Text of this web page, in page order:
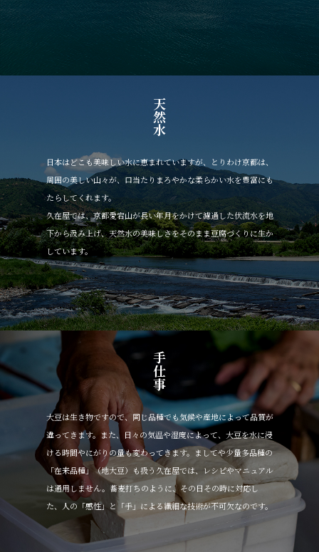
天然水
日本はどこも美味しい水に恵まれていますが、とりわけ京都は、
周囲の美しい山々が、口当たりまろやかな柔らかい水を豊富にも
たらしてくれます。
久在屋では、京都愛宕山が長い年月をかけて濾過した伏流水を地
下から汲み上げ、天然水の美味しさをそのまま豆腐づくりに生か
しています。
手仕事
大豆は生き物ですので、同じ品種でも気候や産地によって品質が
違ってきます。また、日々の気温や湿度によって、大豆を水に浸
ける時間やにがりの量も変わってきます。ましてや少量多品種の
「在来品種」（地大豆）も扱う久在屋では、レシピやマニュアル
は通用しません。蕎麦打ちのように、その日その時に対応し
た、人の「感性」と「手」による繊細な技術が不可欠なのです。